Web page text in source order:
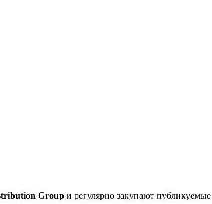
Group и регулярно закупают